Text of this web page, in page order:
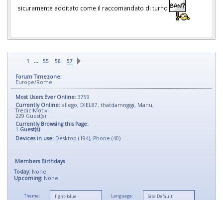
sicuramente additato come il raccomandato di turno
1 ... 55 56 57
Forum Timezone:
Europe/Rome
Most Users Ever Online: 3759
Currently Online: allego, DIEL87, thatdamngigi, Manu,
TrediciMotivi
229 Guest(s)
Currently Browsing this Page:
1 Guest(s)
Devices in use: Desktop (194), Phone (40)
Members Birthdays
Today: None
Upcoming: None
Theme: Language: